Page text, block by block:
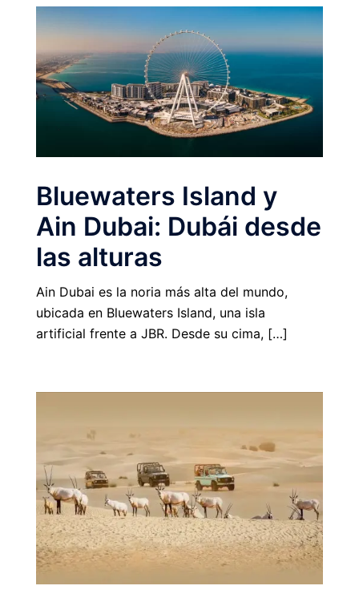
Bluewaters Island y
Ain Dubai: Dubái desde
las alturas
Ain Dubai es la noria más alta del mundo,
ubicada en Bluewaters Island, una isla
artificial frente a JBR. Desde su cima, […]